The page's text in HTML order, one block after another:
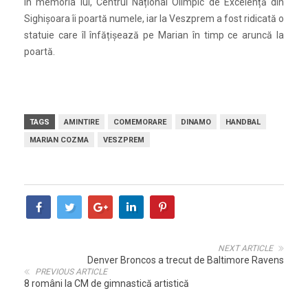
Sighișoara îi poartă numele, iar la Veszprem a fost ridicată o
statuie care îl înfățișează pe Marian în timp ce aruncă la
poartă.
TAGS AMINTIRE COMEMORARE DINAMO
HANDBAL
MARIAN COZMA
VESZPREM
NEXT ARTICLE
Denver Broncos a trecut de Baltimore Ravens
PREVIOUS ARTICLE
8 români la CM de gimnastică artistică